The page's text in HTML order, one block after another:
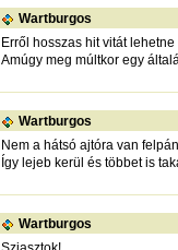
Wartburgos
Erről hosszas hit vitát
Amúgy meg múltkor egy
Wartburgos
Nem a hátsó ajtóra van
Így lejeb kerül és többet is
Wartburgos